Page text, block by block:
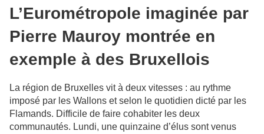
L’Eurométropole imaginée par
Pierre Mauroy montrée en
exemple à des Bruxellois
La région de Bruxelles vit à deux vitesses : au rythme
imposé par les Wallons et selon le quotidien dicté par les
Flamands. Difficile de faire cohabiter les deux
communautés. Lundi, une quinzaine d’élus sont venus